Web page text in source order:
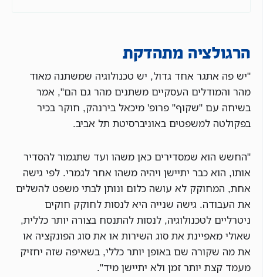
הרגולציה מתהדקת
"יש פה אתגר אחד גדול, יש טכנולוגיה שמשתנה מאוד
מהר והמודלים העסקיים משתנים מהר גם הם", אמר
בשיחה עם "שקוף" פרופ' מיכאל בירנהק, חוקר בכיר
בפקולטה למשפטים באוניברסיטת תל אביב.
"החשש הוא שמסדירים כאן משהו ועד שתגמור להסדיר
אותו, הוא כבר יתיישן ויהיה משהו אחר לגמרי. לפי גישה
אחת, המחוקק לא עושה כלום ונותן לבתי משפט להשלים
את העבודה. גישה שנייה היא לנסות לחוקק חוקים
ניטרליים לטכנולוגיה, לנסות להתנסח בצורה יותר כללית,
שאולי מאפיינת את סוג השירות או את סוג הפונקציה או
את מה שקורה שם באופן יותר כללי, בשאיפה שזה יחזיק
מעמד קצת יותר זמן ולא יתיישן מיד".